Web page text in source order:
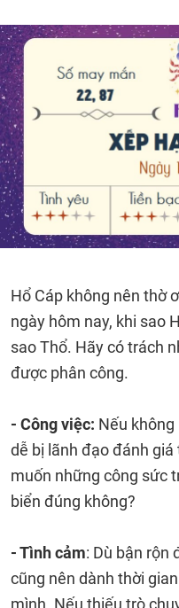
Hổ Cáp không nên thờ
ngày hôm nay, khi sao
sao Thổ. Hãy có trách
được phân công.
- Công việc: Nếu
dễ bị lãnh đạo đánh
muốn những công sức
biển đúng không?
- Tình cảm: Dù bận rộn
cũng nên dành thời
mình. Nếu thiếu trò